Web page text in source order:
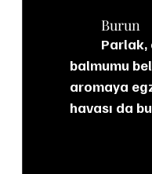
	Burun
balmumu
aromaya
havası da